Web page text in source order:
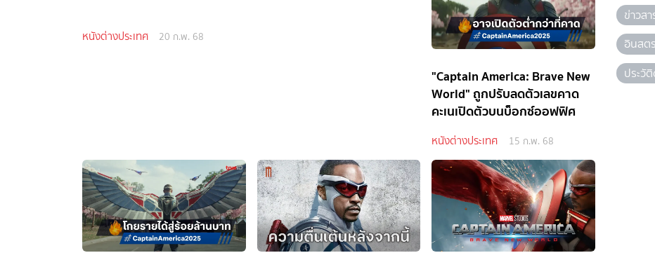
หนังต่างประเทศ 20 ก.พ. 68
"Captain America: Brave New
World" ถูกปรับลดตัวเลขคาด
คะเนเปิดตัวบนบ็อกซ์ออฟฟิศ
หนังต่างประเทศ 15 ก.พ. 68
ข่าวส
อินสต
ประวั